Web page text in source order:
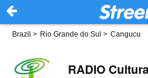
Brazil > Rio Grande do Sul > Cangucu
RADIO